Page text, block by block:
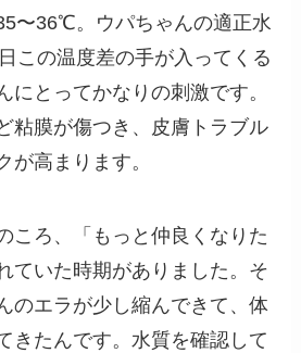
〜36℃。ウパちゃんの適正水
この温度差の手が入ってくる
にとってかなりの刺激です。
粘膜が傷つき、皮膚トラブル
が高まります。
ころ、「もっと仲良くなりた
ていた時期がありました。そ
のエラが少し縮んできて、体
きたんです。水質を確認して